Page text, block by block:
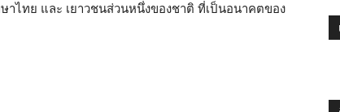
าไทย และ เยาวชนส่วนหนึ่งของชาติ ที่เป็นอนาคตของ